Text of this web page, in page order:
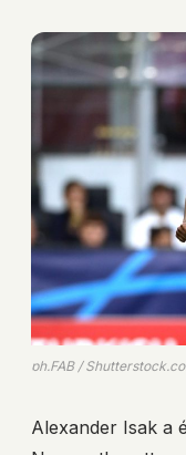
ph.FAB /
Alexander Isak a